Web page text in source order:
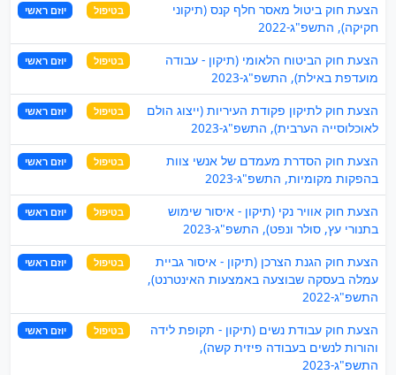
הצעת חוק ביטול מאסר חלף קנס (תיקוני
חקיקה), התשפ"ג-2022
בטיפול יוזם ראשי
הצעת חוק הביטוח הלאומי (תיקון - עבודה
מועדפת באילת), התשפ"ג-2023
בטיפול יוזם ראשי
הצעת חוק לתיקון פקודת העיריות (ייצוג הולם
לאוכלוסייה הערבית), התשפ"ג-2023
בטיפול יוזם ראשי
הצעת חוק הסדרת מעמדם של אנשי צוות
בהפקות מקומיות, התשפ"ג-2023
בטיפול יוזם ראשי
הצעת חוק אוויר נקי (תיקון - איסור שימוש
בתנורי עץ, סולר ונפט), התשפ"ג-2023
בטיפול יוזם ראשי
הצעת חוק הגנת הצרכן (תיקון - איסור גביית
עמלה בעסקה שבוצעה באמצעות האינטרנט),
התשפ"ג-2022
בטיפול יוזם ראשי
הצעת חוק עבודת נשים (תיקון - תקופת לידה
והורות לנשים בעבודה פיזית קשה),
התשפ"ג-2023
בטיפול יוזם ראשי